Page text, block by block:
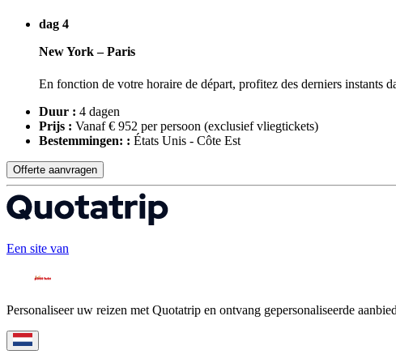
dag 4
New York – Paris
En fonction de votre horaire de départ, profitez des derniers instants
Duur : 4 dagen
Prijs : Vanaf € 952 per persoon (exclusief vliegtickets)
Bestemmingen: : États Unis - Côte Est
Offerte aanvragen
Een site van
Personaliseer uw reizen met Quotatrip en ontvang gepersonaliseerde